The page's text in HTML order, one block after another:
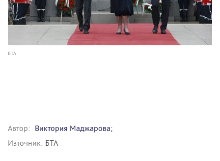
БТА
Автор: Виктория Маджарова;
Източник: БТА